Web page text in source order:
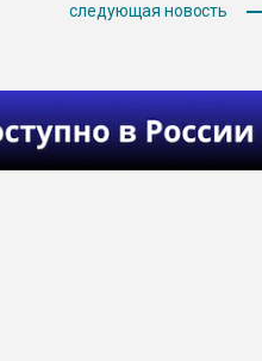
следующая новость